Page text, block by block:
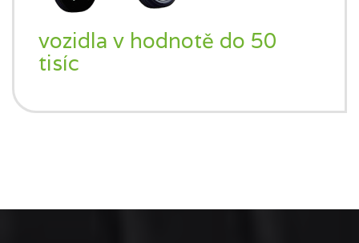
vozidla v hodnotě do 50
tisíc